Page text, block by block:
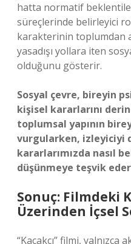
hatta normatif
süreçlerinde belirleyici rol
karakterinin toplumdan
yasadışı yollara iten
olduğunu gösterir.
Sosyal çevre, bireyin
kişisel kararlarını
toplumsal yapının
vurgularken, izleyiciyi
kararlarımızda nasıl
düşünmeye teşvik
Sonuç: Filmdeki
Üzerinden İçsel
“Kaçakçı” filmi,